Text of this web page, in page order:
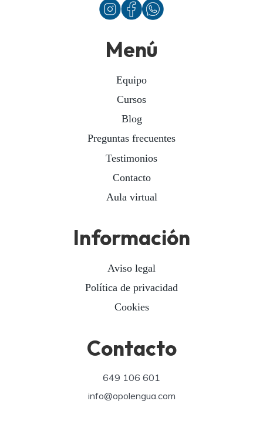
Menú
Equipo
Cursos
Blog
Preguntas frecuentes
Testimonios
Contacto
Aula virtual
Información
Aviso legal
Política de privacidad
Cookies
Contacto
649 106 601
info@opolengua.com